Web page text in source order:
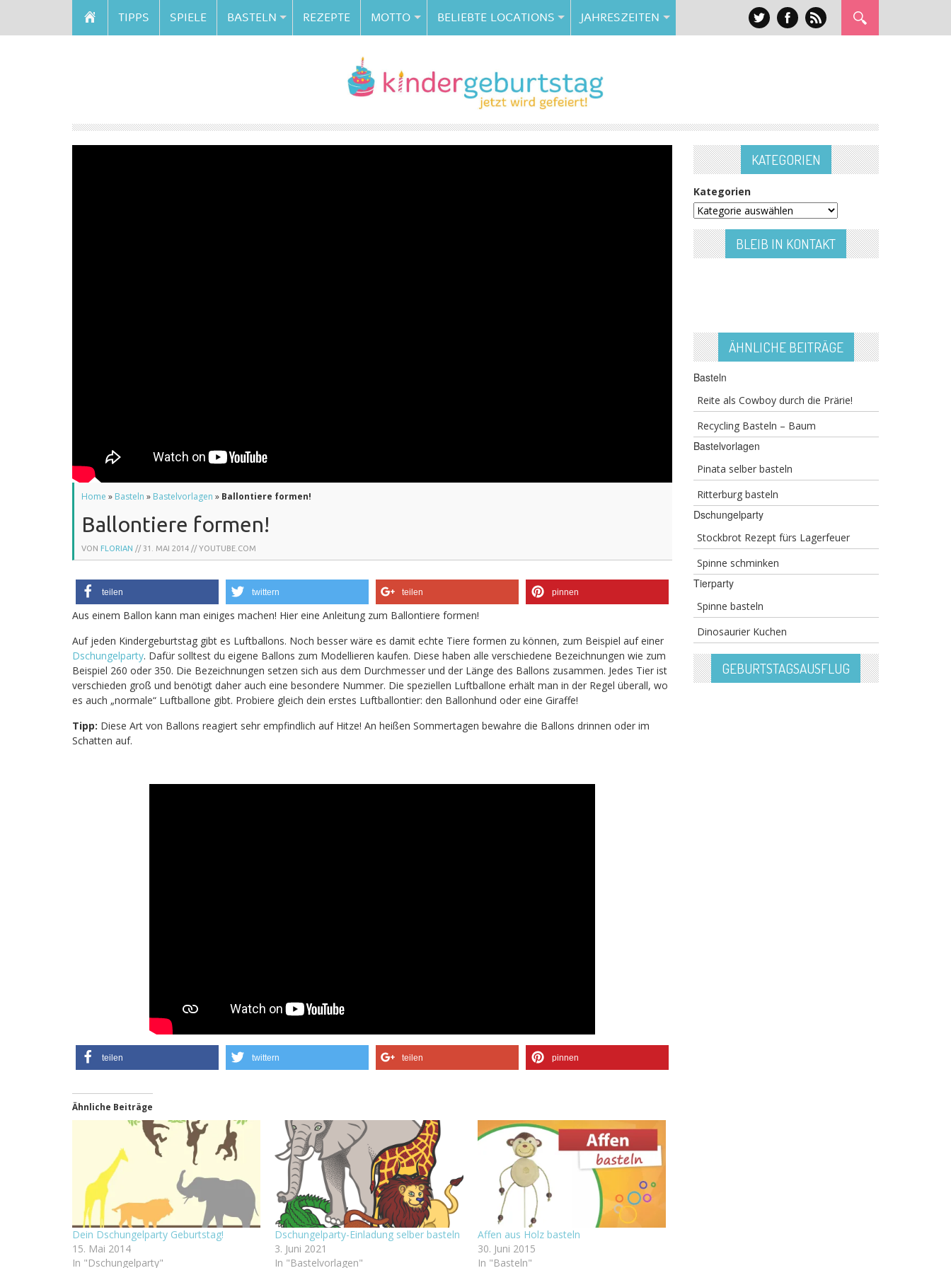
TIPPS SPIELE BASTELN REZEPTE MOTTO BELIEBTE LOCATIONS JAHRESZEITEN
Home » Basteln » Bastelvorlagen » Ballontiere formen!
Ballontiere formen!
VON FLORIAN // 31. MAI 2014 // YOUTUBE.COM
teilen twittern teilen pinnen
Aus einem Ballon kann man einiges machen! Hier eine Anleitung zum Ballontiere formen!
Auf jeden Kindergeburtstag gibt es Luftballons. Noch besser wäre es damit echte Tiere formen zu können, zum Beispiel auf einer
Dschungelparty. Dafür solltest du eigene Ballons zum Modellieren kaufen. Diese haben alle verschiedene Bezeichnungen wie zum
Beispiel 260 oder 350. Die Bezeichnungen setzen sich aus dem Durchmesser und der Länge des Ballons zusammen. Jedes Tier ist
verschieden groß und benötigt daher auch eine besondere Nummer. Die speziellen Luftballone erhält man in der Regel überall, wo
es auch „normale“ Luftballone gibt. Probiere gleich dein erstes Luftballontier: den Ballonhund oder eine Giraffe!
Tipp: Diese Art von Ballons reagiert sehr empfindlich auf Hitze! An heißen Sommertagen bewahre die Ballons drinnen oder im
Schatten auf.
teilen twittern teilen pinnen
Ähnliche Beiträge
Dein Dschungelparty Geburtstag!
15. Mai 2014
In "Dschungelparty"
Dschungelparty-Einladung selber basteln
3. Juni 2021
In "Bastelvorlagen"
Affen aus Holz basteln
30. Juni 2015
In "Basteln"
KATEGORIEN
Kategorien
BLEIB IN KONTAKT
ÄHNLICHE BEITRÄGE
Basteln
Reite als Cowboy durch die Prärie!
Recycling Basteln – Baum
Bastelvorlagen
Pinata selber basteln
Ritterburg basteln
Dschungelparty
Stockbrot Rezept fürs Lagerfeuer
Spinne schminken
Tierparty
Spinne basteln
Dinosaurier Kuchen
GEBURTSTAGSAUSFLUG